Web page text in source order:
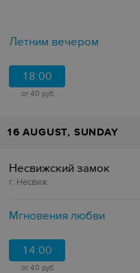
Летним вечером
18:00
от 40 руб.
16 AUGUST, SUNDAY
Несвижский замок
г. Несвиж
Мгновения любви
14:00
от 40 руб.